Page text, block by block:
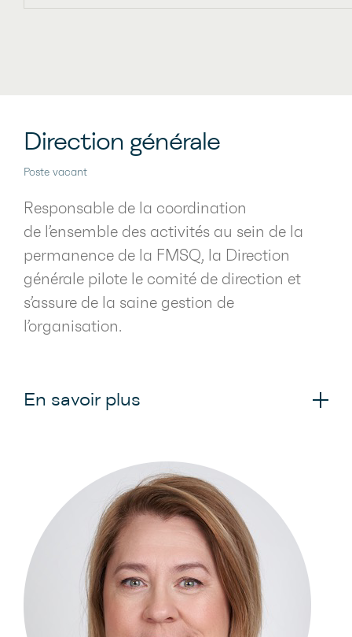
Direction générale
Poste vacant
Responsable de la coordination
de l’ensemble des activités au sein de la
permanence de la FMSQ, la Direction
générale pilote le comité de direction et
s’assure de la saine gestion de
l’organisation.
En savoir plus
notamment du maintien d'un service à
la clientèle de qualité et de la mise en
place d’initiatives
favorisant l'engagement et la
mobilisation des employés.
Elle supervise également les activités
entourant les affaires juridiques,